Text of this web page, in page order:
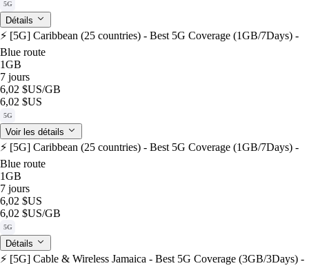
5G
Détails
⚡️ [5G] Caribbean (25 countries) - Best 5G Coverage (1GB/7Days) -
Blue route
1GB
7 jours
6,02 $US/GB
6,02 $US
5G
Voir les détails
⚡️ [5G] Caribbean (25 countries) - Best 5G Coverage (1GB/7Days) -
Blue route
1GB
7 jours
6,02 $US
6,02 $US/GB
5G
Détails
⚡️ [5G] Cable & Wireless Jamaica - Best 5G Coverage (3GB/3Days) -